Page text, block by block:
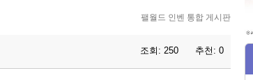
팰월드 인벤 통합 게시판
조회: 250 추천: 0